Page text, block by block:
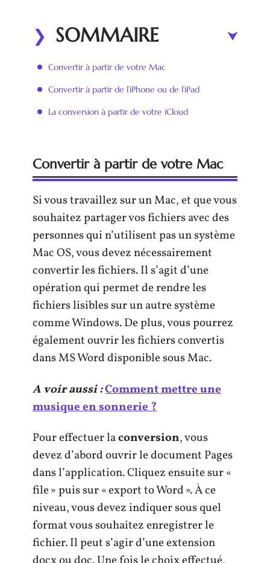
SOMMAIRE
Convertir à partir de votre Mac
Convertir à partir de l’iPhone ou de l’iPad
La conversion à partir de votre iCloud
Convertir à partir de votre Mac
Si vous travaillez sur un Mac, et que vous
souhaitez partager vos fichiers avec des
personnes qui n’utilisent pas un système
Mac OS, vous devez nécessairement
convertir les fichiers. Il s’agit d’une
opération qui permet de rendre les
fichiers lisibles sur un autre système
comme Windows. De plus, vous pourrez
également ouvrir les fichiers convertis
dans MS Word disponible sous Mac.
A voir aussi :Comment mettre une
musique en sonnerie ?
Pour effectuer laconversion, vous
devez d’abord ouvrir le document Pages
dans l’application. Cliquez ensuite sur «
file » puis sur « export to Word ». À ce
niveau, vous devez indiquer sous quel
format vous souhaitez enregistrer le
fichier. Il peut s’agir d’une extension